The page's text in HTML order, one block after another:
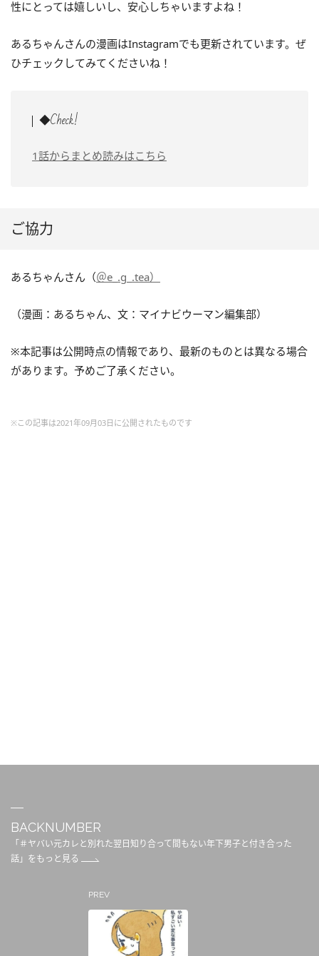
性にとっては嬉しいし、安心しちゃいますよね！
あるちゃんさんの漫画はInstagramでも更新されています。ぜ
ひチェックしてみてくださいね！
◆Check!
1話からまとめ読みはこちら
ご協力
あるちゃんさん（＠e_.g_.tea）
（漫画：あるちゃん、文：マイナビウーマン編集部）
※本記事は公開時点の情報であり、最新のものとは異なる場合
があります。予めご了承ください。
※この記事は2021年09月03日に公開されたものです
BACKNUMBER
「＃ヤバい元カレと別れた翌日知り合って間もない年下男子と付き合った
話」をもっと見る
PREV